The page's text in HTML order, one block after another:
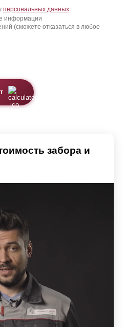
персональных данных
информации
(сможете отказаться в любое
забора и